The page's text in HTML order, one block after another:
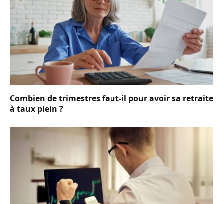
Combien de trimestres faut-il pour avoir sa retraite
à taux plein ?